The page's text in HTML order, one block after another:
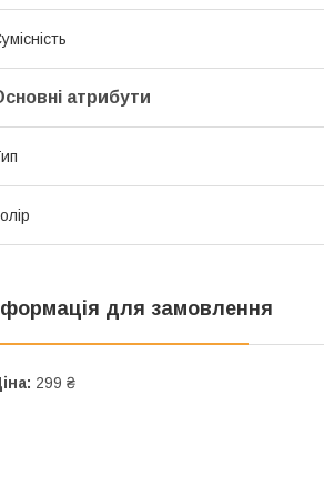
атрибути
для замовлення
299 ₴